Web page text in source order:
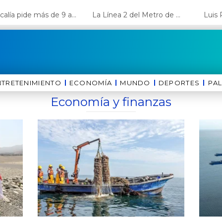
Fiscalía pide más de 9 años de cárcel para el diputado de oposición Harvey Colchado La Línea 2 del Metro de Lima y el Ramal 4 alcanzan un avance del 80%
ECONOMÍA MUNDO DEPORTES
⁠Economía y finanzas
PáginaPáginaPáginaPáginaPáginaPáginaPáginaPáginaPáginaPáginaPágina